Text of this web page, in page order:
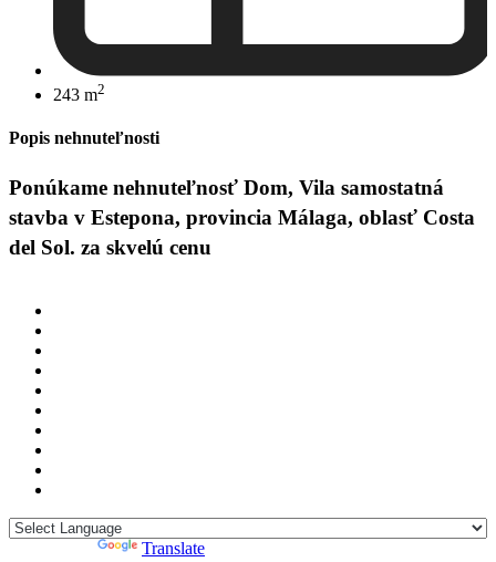
243 m2
Popis nehnuteľnosti
Ponúkame nehnuteľnosť Dom, Vila samostatná
stavba v Estepona, provincia Málaga, oblasť Costa
del Sol. za skvelú cenu
Translate